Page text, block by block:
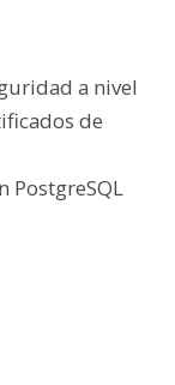
a nivel
de
PostgreSQL